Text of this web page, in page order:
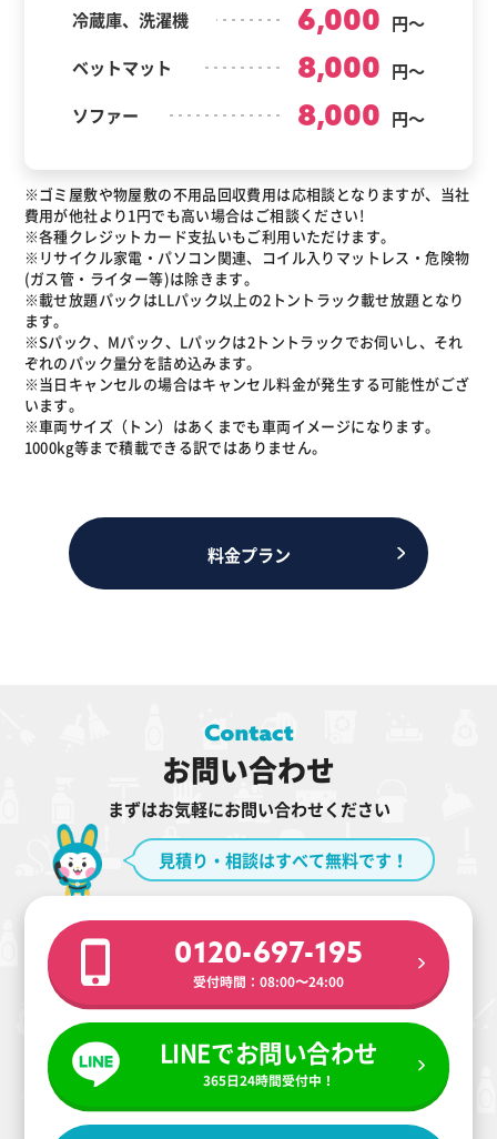
冷蔵庫、洗濯機
6,000 円～
ベットマット
8,000 円～
ソファー
8,000 円～
※ゴミ屋敷や物屋敷の不用品回収費用は応相談となりますが、当社
費用が他社より1円でも高い場合はご相談ください!
※各種クレジットカード支払いもご利用いただけます。
※リサイクル家電・パソコン関連、コイル入りマットレス・危険物
(ガス管・ライター等)は除きます。
※載せ放題パックはLLパック以上の2トントラック載せ放題となり
ます。
※Sパック、Mパック、Lパックは2トントラックでお伺いし、それ
ぞれのパック量分を詰め込みます。
※当日キャンセルの場合はキャンセル料金が発生する可能性がござ
います。
※車両サイズ（トン）はあくまでも車両イメージになります。
1000kg等まで積載できる訳ではありません。
料金プラン
お問い合わせ
まずはお気軽にお問い合わせください
見積り・相談はすべて無料です！
0120-697-195
受付時間：08:00〜24:00
LINEでお問い合わせ
365日24時間受付中！